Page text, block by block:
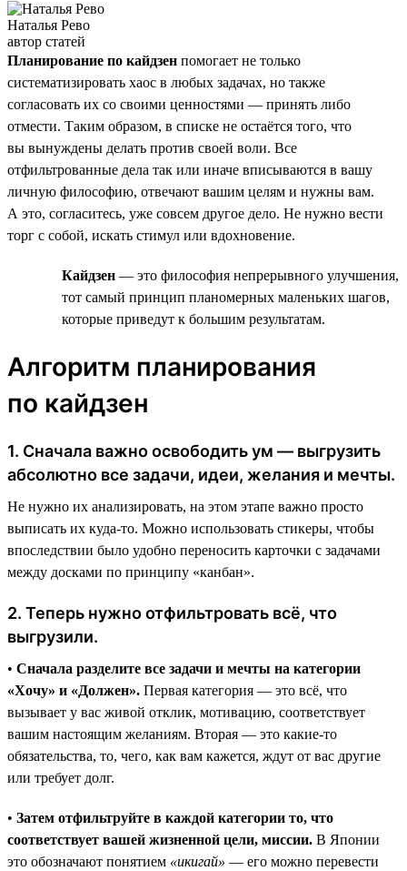
Наталья Рево
автор статей
Планирование по кайдзен помогает не только
систематизировать хаос в любых задачах, но также
согласовать их со своими ценностями — принять либо
отмести. Таким образом, в списке не остаётся того, что
вы вынуждены делать против своей воли. Все
отфильтрованные дела так или иначе вписываются в вашу
личную философию, отвечают вашим целям и нужны вам.
А это, согласитесь, уже совсем другое дело. Не нужно вести
торг с собой, искать стимул или вдохновение.
Кайдзен — это философия непрерывного улучшения,
тот самый принцип планомерных маленьких шагов,
которые приведут к большим результатам.
Алгоритм планирования
по кайдзен
1. Сначала важно освободить ум — выгрузить
абсолютно все задачи, идеи, желания и мечты.
Не нужно их анализировать, на этом этапе важно просто
выписать их куда-то. Можно использовать стикеры, чтобы
впоследствии было удобно переносить карточки с задачами
между досками по принципу «канбан».
2. Теперь нужно отфильтровать всё, что
выгрузили.
• Сначала разделите все задачи и мечты на категории
«Хочу» и «Должен». Первая категория — это всё, что
вызывает у вас живой отклик, мотивацию, соответствует
вашим настоящим желаниям. Вторая — это какие-то
обязательства, то, чего, как вам кажется, ждут от вас другие
или требует долг.
• Затем отфильтруйте в каждой категории то, что
соответствует вашей жизненной цели, миссии. В Японии
это обозначают понятием «икигай» — его можно перевести